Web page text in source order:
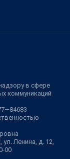
в сфере
коммуникаций
Ленина, д. 12,
00